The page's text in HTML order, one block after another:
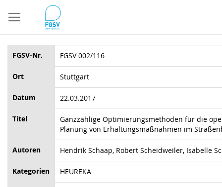
zum
Inhalt
FGSV-Nr. FGSV 002/116
Ort Stuttgart
Datum 22.03.2017
Titel
Ganzzahlige Optimierungsmethoden für die
Planung von Erhaltungsmaßnahmen im
Autoren Hendrik Schaap, Robert Scheidweiler, Isabelle
Kategorien HEUREKA